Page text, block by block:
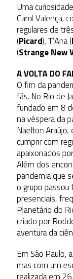
Uma
Carol Valença,
regulares de
(Picard), T’Ana (
(Strange New
A VOLTA DO
O fim da
fãs. No Rio de
fundado em 8
na véspera da
Naelton
cumprir com
apaixonados
Além dos
pandemia que
o grupo passou
presenciais,
Planetário do
criado por
aventura da
Em São Paulo,
mas com um